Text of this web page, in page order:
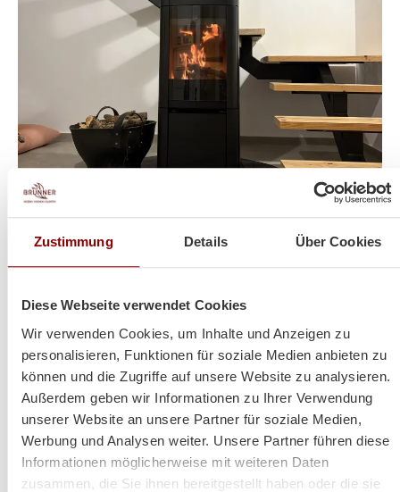
Zustimmung Details Über Cookies
Diese Webseite verwendet Cookies
Wir verwenden Cookies, um Inhalte und Anzeigen zu
personalisieren, Funktionen für soziale Medien anbieten zu
können und die Zugriffe auf unsere Website zu analysieren.
Außerdem geben wir Informationen zu Ihrer Verwendung
unserer Website an unsere Partner für soziale Medien,
Werbung und Analysen weiter. Unsere Partner führen diese
Informationen möglicherweise mit weiteren Daten
zusammen, die Sie ihnen bereitgestellt haben oder die sie
Heizt super und sieht auch
noch toll dabei aus!
Hallo Herr Brunner
ich hoffe es geht Ihnen gut!
Der Ofen steht und es wurde schon ein paar Abende
so kalt das wir ihn angefeuert haben!
Herzliche Grüße aus Volos (GR)
Lina